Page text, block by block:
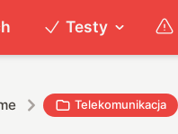
Testy
Telekomunikacja